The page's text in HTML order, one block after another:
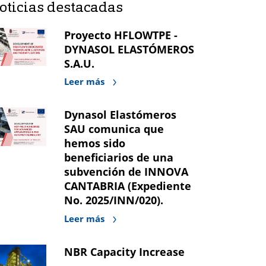
destacadas
Proyecto HFLOWTPE -
DYNASOL ELASTÓMEROS
S.A.U.
Leer más
Dynasol Elastómeros
SAU comunica que
hemos sido
beneficiarios de una
subvención de INNOVA
CANTABRIA (Expediente
No. 2025/INN/020).
Leer más
NBR Capacity Increase